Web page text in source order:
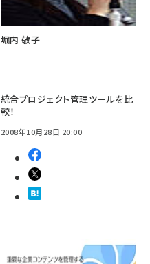
堀内 敬子
統合プロジェクト管理ツールを比
較！
2008年10月28日 20:00